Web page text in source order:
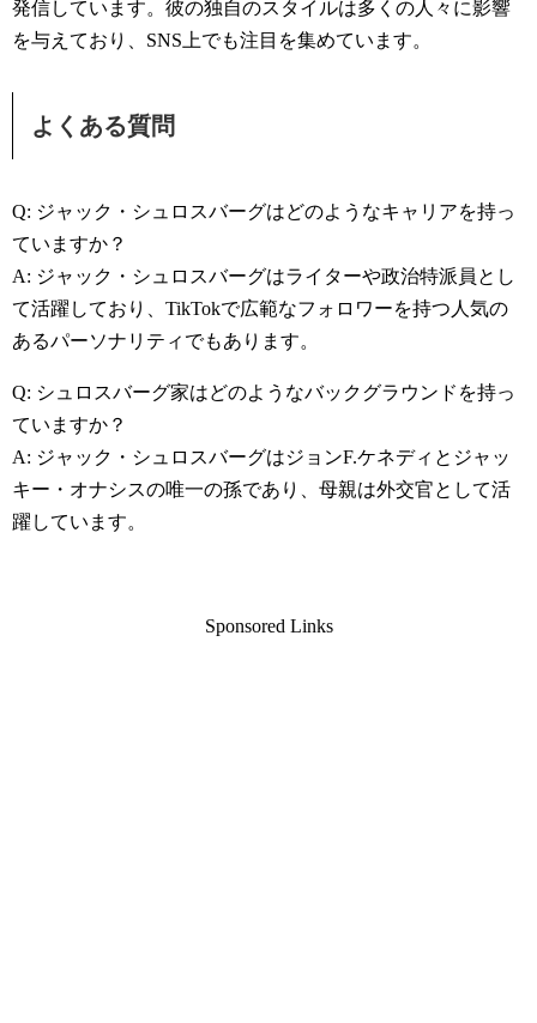
発信しています。彼の独自のスタイルは多くの人々に影響
を与えており、SNS上でも注目を集めています。
よくある質問
Q: ジャック・シュロスバーグはどのようなキャリアを持っ
ていますか？
A: ジャック・シュロスバーグはライターや政治特派員とし
て活躍しており、TikTokで広範なフォロワーを持つ人気の
あるパーソナリティでもあります。
Q: シュロスバーグ家はどのようなバックグラウンドを持っ
ていますか？
A: ジャック・シュロスバーグはジョンF.ケネディとジャッ
キー・オナシスの唯一の孫であり、母親は外交官として活
躍しています。
Sponsored Links